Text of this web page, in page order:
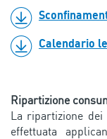
Calendario
Ripartizione
La ripartizione
effettuata